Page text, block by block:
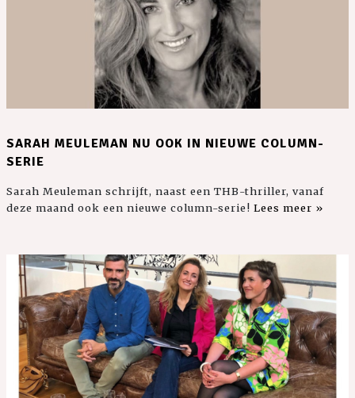
SARAH MEULEMAN NU OOK IN NIEUWE COLUMN-
SERIE
Sarah Meuleman schrijft, naast een THB-thriller, vanaf
deze maand ook een nieuwe column-serie! Lees meer »